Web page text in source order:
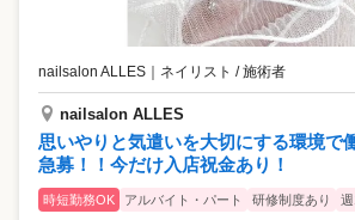
nailsalon ALLES ネイリスト / 施術者
nailsalon ALLES
思いやりと気遣いを大切にする環境で
急募！！今だけ入店祝金あり！
時短勤務OK アルバイト・パート 研修制度あり